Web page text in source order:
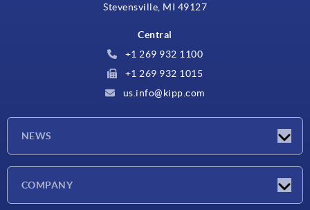
Stevensville, MI 49127
Central
+1 269 932 1100
+1 269 932 1015
us.info@kipp.com
NEWS
COMPANY